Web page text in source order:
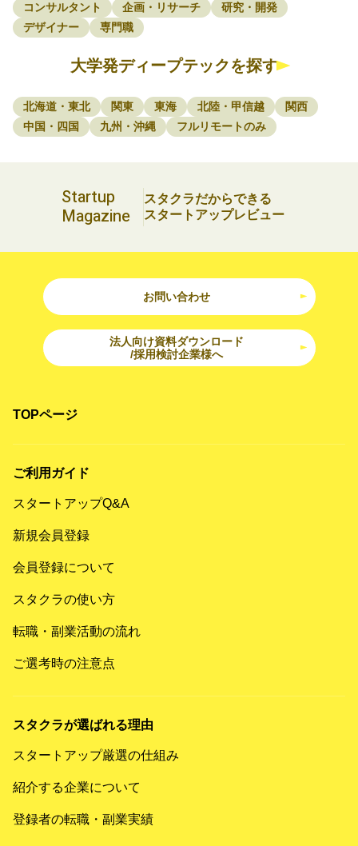
コンサルタント
企画・リサーチ
研究・開発
デザイナー
専門職
大学発ディープテックを探す
北海道・東北 関東 東海 北陸・甲信越
関西
中国・四国
九州・沖縄 フルリモートのみ
Startup
Magazine
スタクラだからできる
スタートアップレビュー
お問い合わせ
法人向け資料ダウンロード
/採用検討企業様へ
TOPページ
ご利用ガイド
スタートアップQ&A
新規会員登録
会員登録について
スタクラの使い方
転職・副業活動の流れ
ご選考時の注意点
スタクラが選ばれる理由
スタートアップ厳選の仕組み
紹介する企業について
登録者の転職・副業実績